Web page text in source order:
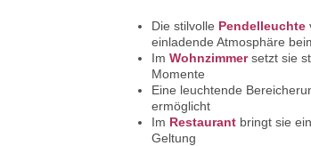
Die stilvolle Pendelleuchte
einladende Atmosphäre
Im Wohnzimmersetzt sie
Momente
Eine leuchtende
ermöglicht
Im Restaurant bringt sie
Geltung